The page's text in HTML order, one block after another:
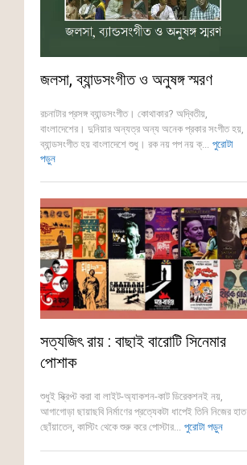
জলসা, ব্যান্ডসংগীত ও অনুষঙ্গ স্মরণ
রচনাটার প্রসঙ্গ ব্যান্ডসংগীত। কোথাকার? অদ্বিতীয়,
বাংলাদেশের। দুনিয়ার অন্যত্র অন্য অনেক প্রকার সংগীত হয়,
ব্যান্ডসংগীত হয় বাংলাদেশে শুধু। রক নয় পপ নয় ক্... পুরোটা
পড়ুন
সত্যজিৎ রায় : বাছাই বারোটি সিনেমার
পোশাক
শুধুই স্ক্রিপ্ট করা বা লাইট-অ্যাকশন-কাট ডিরেকশনই নয়,
আগাগোড়া ছায়াছবি নির্মাণের প্রত্যেকটা ধাপেই তিনি নিজের হাত
ছোঁয়াতেন, কাস্টিং থেকে শুরু করে পোস্টার... পুরোটা পড়ুন